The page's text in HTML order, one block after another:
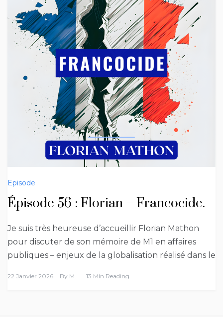
Episode
Épisode 56 : Florian – Francocide.
Je suis très heureuse d’accueillir Florian Mathon
pour discuter de son mémoire de M1 en affaires
publiques – enjeux de la globalisation réalisé dans le
22 Janvier 2026 By M. 13 Min Reading